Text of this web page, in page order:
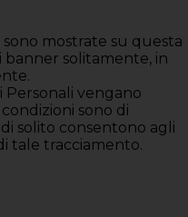
mostrate su questa
solitamente, in
Personali vengano
sono di
solito consentono agli
tale tracciamento.